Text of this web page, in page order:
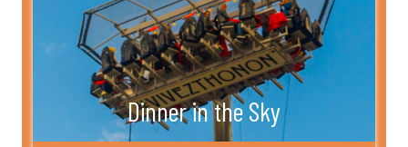
Dinner in the Sky